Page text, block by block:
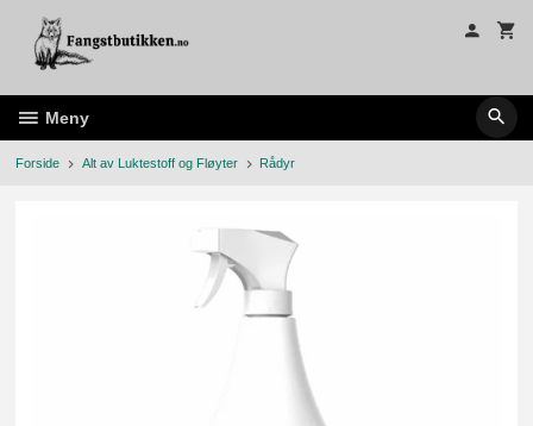
innholdet
Meny
Forside Alt av Luktestoff og Fløyter Rådyr